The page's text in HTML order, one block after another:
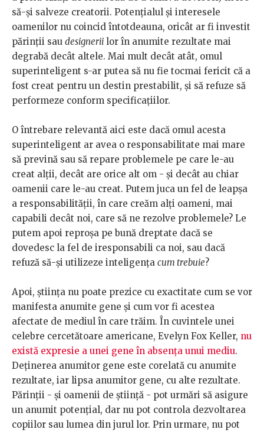
să-și salveze creatorii. Potențialul și interesele
oamenilor nu coincid întotdeauna, oricât ar fi investit
părinții sau designerii lor în anumite rezultate mai
degrabă decât altele. Mai mult decât atât, omul
superinteligent s-ar putea să nu fie tocmai fericit că a
fost creat pentru un destin prestabilit, și să refuze să
performeze conform specificațiilor.
O întrebare relevantă aici este dacă omul acesta
superinteligent ar avea o responsabilitate mai mare
să prevină sau să repare problemele pe care le-au
creat alții, decât are orice alt om - și decât au chiar
oamenii care le-au creat. Putem juca un fel de leapșa
a responsabilității, în care creăm alți oameni, mai
capabili decât noi, care să ne rezolve problemele? Le
putem apoi reproșa pe bună dreptate dacă se
dovedesc la fel de iresponsabili ca noi, sau dacă
refuză să-și utilizeze inteligența cum trebuie?
Apoi, știința nu poate prezice cu exactitate cum se vor
manifesta anumite gene și cum vor fi acestea
afectate de mediul în care trăim. În cuvintele unei
celebre cercetătoare americane, Evelyn Fox Keller, nu
există expresie a unei gene în absența unui mediu.
Deținerea anumitor gene este corelată cu anumite
rezultate, iar lipsa anumitor gene, cu alte rezultate.
Părinții - și oamenii de știință - pot urmări să asigure
un anumit potențial, dar nu pot controla dezvoltarea
copiilor sau lumea din jurul lor. Prin urmare, nu pot